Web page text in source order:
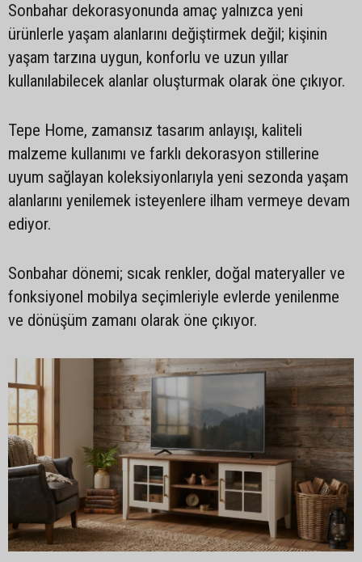
Sonbahar dekorasyonunda amaç yalnızca yeni
ürünlerle yaşam alanlarını değiştirmek değil; kişinin
yaşam tarzına uygun, konforlu ve uzun yıllar
kullanılabilecek alanlar oluşturmak olarak öne çıkıyor.
Tepe Home, zamansız tasarım anlayışı, kaliteli
malzeme kullanımı ve farklı dekorasyon stillerine
uyum sağlayan koleksiyonlarıyla yeni sezonda yaşam
alanlarını yenilemek isteyenlere ilham vermeye devam
ediyor.
Sonbahar dönemi; sıcak renkler, doğal materyaller ve
fonksiyonel mobilya seçimleriyle evlerde yenilenme
ve dönüşüm zamanı olarak öne çıkıyor.